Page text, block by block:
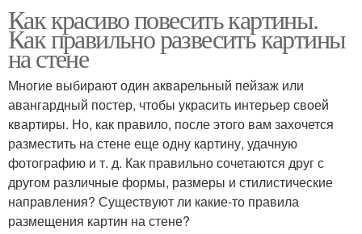
Как красиво повесить картины.
Как правильно развесить картины
на стене
Многие выбирают один акварельный пейзаж или
авангардный постер, чтобы украсить интерьер своей
квартиры. Но, как правило, после этого вам захочется
разместить на стене еще одну картину, удачную
фотографию и т. д. Как правильно сочетаются друг с
другом различные формы, размеры и стилистические
направления? Существуют ли какие-то правила
размещения картин на стене?